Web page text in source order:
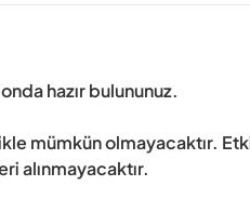
hazır bulununuz.
mümkün olmayacaktır.
alınmayacaktır.